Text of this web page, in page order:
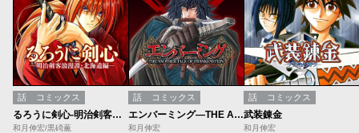
話 コミックス
るろうに剣心-明治剣客浪漫譚・北海道編-
和月伸宏/黒碕薫
話 コミックス
エンバーミング―THE ANOTHER TALE OF FRANKENSTEIN―
和月伸宏
話 コミックス
武装錬金
和月伸宏